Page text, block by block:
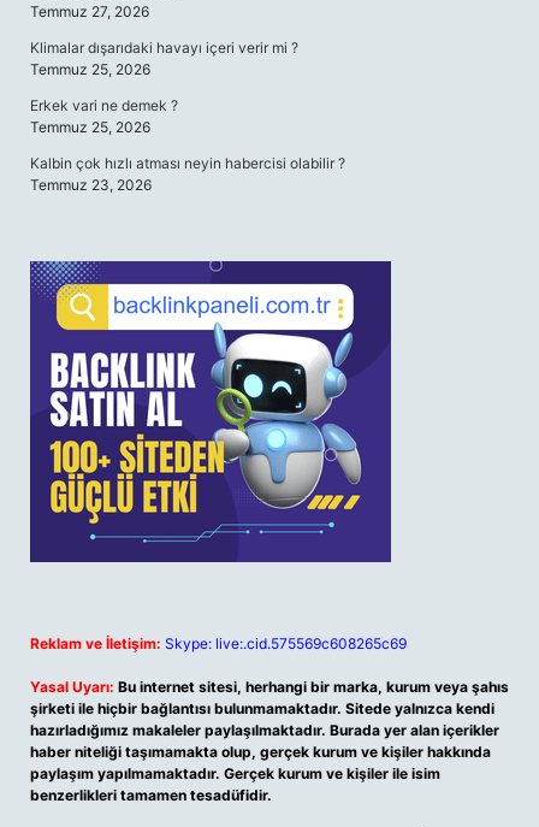
Temmuz 27, 2026
Klimalar dışarıdaki havayı içeri verir mi ?
Temmuz 25, 2026
Erkek vari ne demek ?
Temmuz 25, 2026
Kalbin çok hızlı atması neyin habercisi olabilir ?
Temmuz 23, 2026
Reklam ve İletişim: Skype: live:.cid.575569c608265c69
Yasal Uyarı: Bu internet sitesi, herhangi bir marka, kurum veya şahıs
şirketi ile hiçbir bağlantısı bulunmamaktadır. Sitede yalnızca kendi
hazırladığımız makaleler paylaşılmaktadır. Burada yer alan içerikler
haber niteliği taşımamakta olup, gerçek kurum ve kişiler hakkında
paylaşım yapılmamaktadır. Gerçek kurum ve kişiler ile isim
benzerlikleri tamamen tesadüfidir.